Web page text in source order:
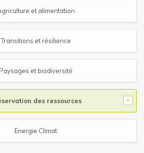
et alimentation
Transitions et résilience
Paysages et biodiversité
des ressources
Energie Climat